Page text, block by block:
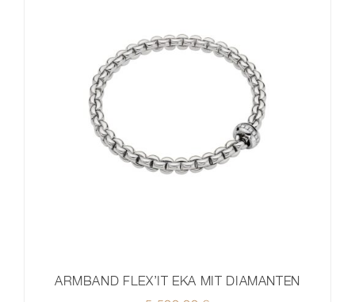
ARMBAND FLEX’IT EKA MIT DIAMANTEN